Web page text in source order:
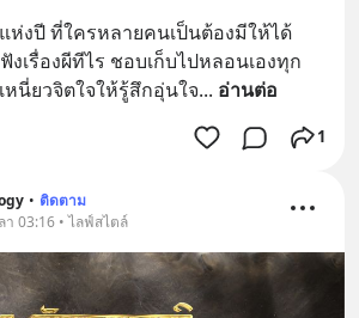
ห่งปี ที่ใครหลายคนเป็นต้องมีให้ได้
เรื่องผีทีไร ชอบเก็บไปหลอนเองทุก
หนี่ยวจิตใจให้รู้สึกอุ่นใจ... อ่านต่อ
1
• ติดตาม
า 03:16 • ไลฟ์สไตล์